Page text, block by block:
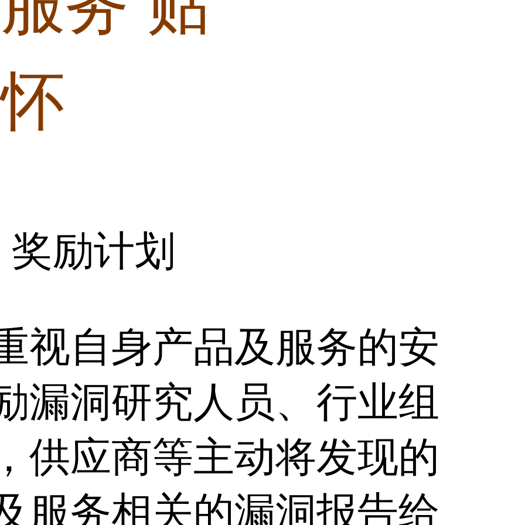
奖励计划
视自身产品及服务的安
漏洞研究人员、行业组
供应商等主动将发现的
服务相关的漏洞报告给